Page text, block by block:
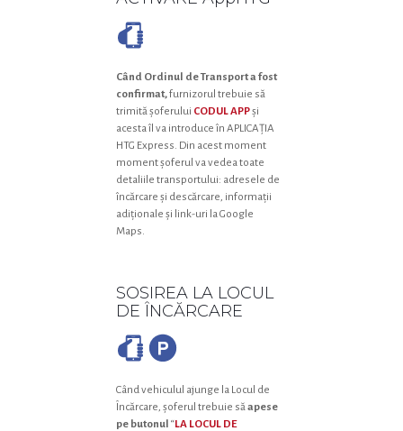
Când Ordinul de Transport a fost
confirmat,furnizorul trebuie să
trimită șoferului CODUL APPși
acesta îl va introduce în APLICAȚIA
HTG Express. Din acest moment
moment șoferul va vedea toate
detaliile transportului: adresele de
încărcare și descărcare, informații
adiționale și link-uri la Google
Maps.
SOSIREA LA LOCUL
DE ÎNCĂRCARE
Când vehiculul ajunge la Locul de
Încărcare, șoferul trebuie săapese
pe butonul “LA LOCUL DE